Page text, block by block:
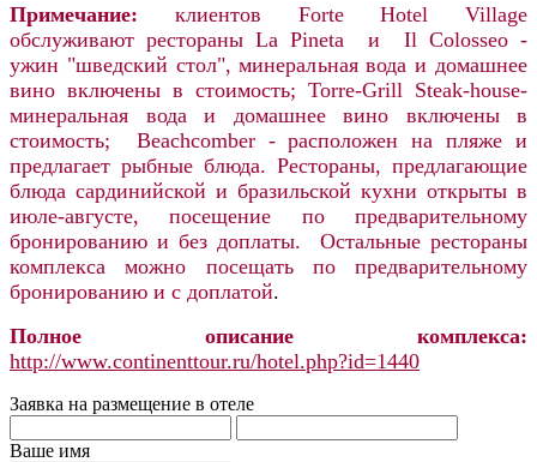
Примечание: клиентов Forte Hotel Village
обслуживают рестораны La Pineta и Il Colosseo -
ужин "шведский стол", минеральная вода и домашнее
вино включены в стоимость; Torre-Grill Steak-house-
минеральная вода и домашнее вино включены в
стоимость; Beachcomber - расположен на пляже и
предлагает рыбные блюда. Рестораны, предлагающие
блюда сардинийской и бразильской кухни открыты в
июле-августе, посещение по предварительному
бронированию и без доплаты. Остальные рестораны
комплекса можно посещать по предварительному
бронированию и с доплатой.
Полное описание комплекса:
http://www.continenttour.ru/hotel.php?id=1440
Заявка на размещение в отеле
Ваше имя